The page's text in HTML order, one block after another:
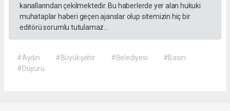
kanallarından çekilmektedir. Bu haberlerde yer alan hukuki
muhataplar haberi geçen ajanslar olup sitemizin hiç bir
editörü sorumlu tutulamaz...
#Aydın #Büyükşehir #Belediyesi
#Basın
#Duyuru